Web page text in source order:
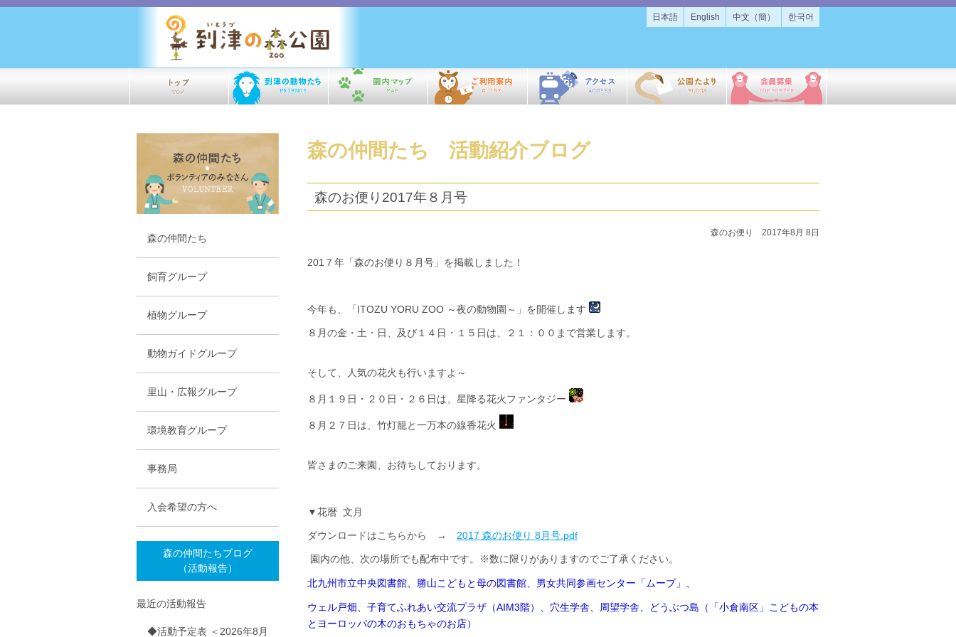
日本語 English 中文（簡） 한국어
森の仲間たち 活動紹介ブログ
森のお便り2017年８月号
森のお便り 2017年8月 8日
201７年「森のお便り８月号」を掲載しました！
今年も、「ITOZU YORU ZOO ～夜の動物園～」を開催します
８月の金・土・日、及び１４日・１５日は、２１：００まで営業します。
そして、人気の花火も行いますよ～
８月１９日・２０日・２６日は、星降る花火ファンタジー
８月２７日は、竹灯籠と一万本の線香花火
皆さまのご来園、お待ちしております。
▼花暦 文月
ダウンロードはこちらから → 2017 森のお便り 8月号.pdf
園内の他、次の場所でも配布中です。※数に限りがありますのでご了承ください。
北九州市立中央図書館、勝山こどもと母の図書館、男女共同参画センター「ムーブ」、
ウェル戸畑、子育てふれあい交流プラザ（AIM3階）、穴生学舎、周望学舎、どうぶつ島（「小倉南区」こどもの本
とヨーロッパの木のおもちゃのお店）
森の仲間たち
飼育グループ
植物グループ
動物ガイドグループ
里山・広報グループ
環境教育グループ
事務局
入会希望の方へ
森の仲間たちブログ
（活動報告）
最近の活動報告
◆活動予定表 ＜2026年8月